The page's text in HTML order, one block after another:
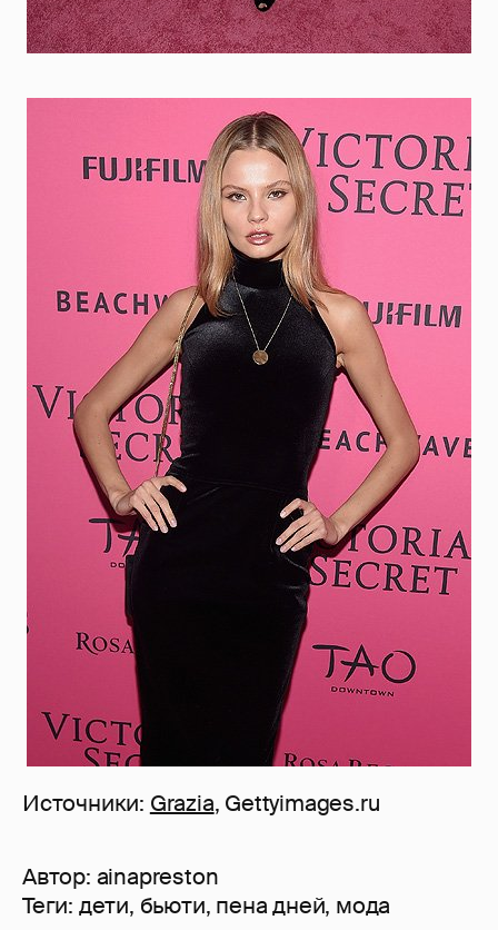
Источники: Grazia, Gettyimages.ru
Автор: ainapreston
Теги: дети, бьюти, пена дней, мода